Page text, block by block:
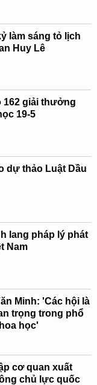
làm sáng tỏ lịch
Huy Lê
162 giải thưởng
19-5
dự thảo Luật Dầu
lang pháp lý phát
Nam
Minh: 'Các hội là
trọng trong phổ
học'
cơ quan xuất
chủ lực quốc